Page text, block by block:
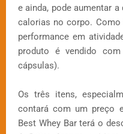
e ainda, pode aumentar
calorias no corpo.
performance em
produto é vendido
cápsulas).
Os três itens,
contará com um preço
Best Whey Bar terá o